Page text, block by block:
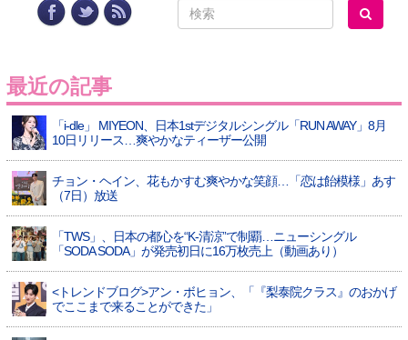
最近の記事
「i-dle」 MIYEON、日本1stデジタルシングル「RUN AWAY」8月
10日リリース…爽やかなティーザー公開
チョン・ヘイン、花もかすむ爽やかな笑顔…「恋は飴模様」あす
（7日）放送
「TWS」、日本の都心を“K-清涼”で制覇…ニューシングル
「SODA SODA」が発売初日に16万枚売上（動画あり）
<トレンドブログ>アン・ボヒョン、「『梨泰院クラス』のおかげ
でここまで来ることができた」